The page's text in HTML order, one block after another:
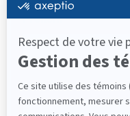
Prénom*
Nom *